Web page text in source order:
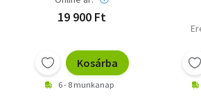
19 900 Ft
Kosárba
6 - 8 munkanap